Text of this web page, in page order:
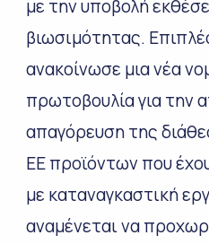
με την υποβολή
βιωσιμότητας.
ανακοίνωσε μια νέα
πρωτοβουλία για την
απαγόρευση της
ΕΕ προϊόντων που
με καταναγκαστική
αναμένεται να